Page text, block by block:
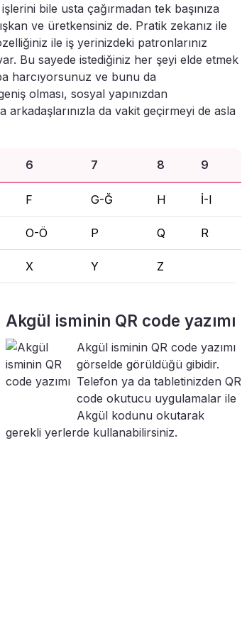
bile usta çağırmadan tek başınıza
ve üretkensiniz de. Pratik zekanız ile
ile iş yerinizdeki patronlarınız
Bu sayede istediğiniz her şeyi elde etmek
harcıyorsunuz ve bunu da
olması, sosyal yapınızdan
arkadaşlarınızla da vakit geçirmeyi de asla
6 7 8 9
F G-Ğ H İ-I
O-Ö P Q R
X Y Z
Akgül isminin QR code yazımı
Akgül isminin QR code yazımı
görselde görüldüğü gibidir.
Telefon ya da tabletinizden QR
code okutucu uygulamalar ile
Akgül kodunu okutarak
gerekli yerlerde kullanabilirsiniz.